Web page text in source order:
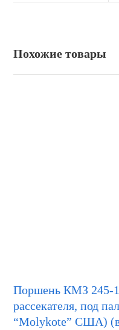
Похожие товары
Поршень КМЗ 245-
рассекателя, под
“Molykote” США)